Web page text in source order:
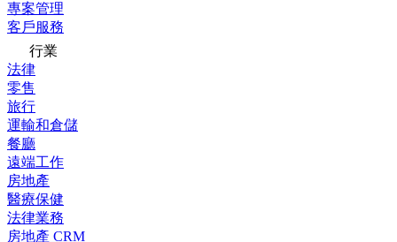
專案管理
客戶服務
行業
法律
零售
旅行
運輸和倉儲
餐廳
遠端工作
房地產
醫療保健
法律業務
房地產 CRM